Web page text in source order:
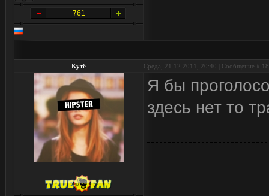
761
Кутё Среда, 21.12.2011, 20:40 | Сообщение # 18
Я бы
здесь нет то